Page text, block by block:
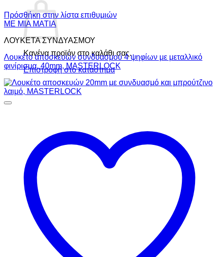
Κανένα προϊόν στο καλάθι σας.
Επιστροφή στο κατάστημα
Πρόσθήκη στην λίστα επιθυμιών
ΜΕ ΜΙΑ ΜΑΤΙΑ
ΛΟΥΚΕΤΑ ΣΥΝΔΥΑΣΜΟΥ
Λουκέτο αποσκευών συνδυασμού 4 ψηφίων με μεταλλικό
φινίρισμα, 40mm, MASTERLOCK